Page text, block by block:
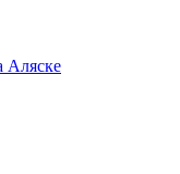
Аляске